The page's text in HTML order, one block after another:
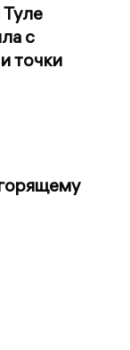
Туле
с
точки